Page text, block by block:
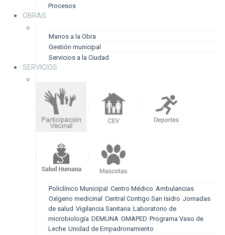
Procesos
OBRAS
Manos a la Obra
Gestión municipal
Servicios a la Ciudad
SERVICIOS
Policlínico Municipal Centro Médico Ambulancias
Oxígeno medicinal Central Contigo San Isidro Jornadas
de salud Vigilancia Sanitaria Laboratorio de
microbiología DEMUNA OMAPED Programa Vaso de
Leche Unidad de Empadronamiento